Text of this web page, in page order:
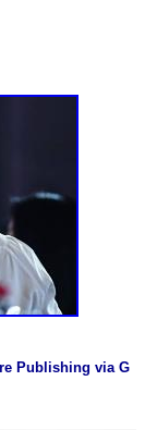
Publishing via G